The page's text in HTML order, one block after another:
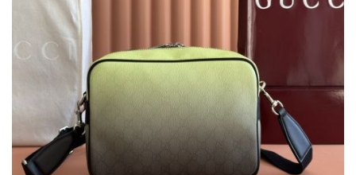
2026人気特集
バッグ
財布
時計
服
ズボン
衣装セット
靴
住まい用品
アクセサリー
ベルト
スカーフ
アイフォーンケ
ース
小物